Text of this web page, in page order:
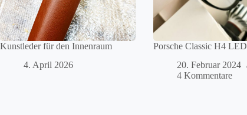
Kunstleder für den Innenraum
4. April 2026
Porsche Classic H4 LED
20. Februar 2024
4 Kommentare